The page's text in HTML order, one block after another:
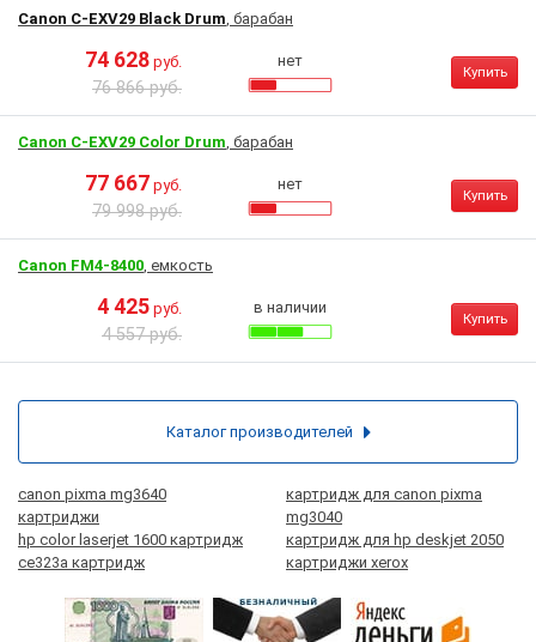
Canon C-EXV29 Black Drum, барабан
74 628 руб.
76 866 руб.
нет
Купить
Canon C-EXV29 Color Drum, барабан
77 667 руб.
79 998 руб.
нет
Купить
Canon FM4-8400, емкость
4 425 руб.
4 557 руб.
в наличии
Купить
canon pixma mg3640
картриджи
картридж для canon pixma
mg3040
hp color laserjet 1600 картридж
картридж для hp deskjet 2050
ce323a картридж
картриджи xerox